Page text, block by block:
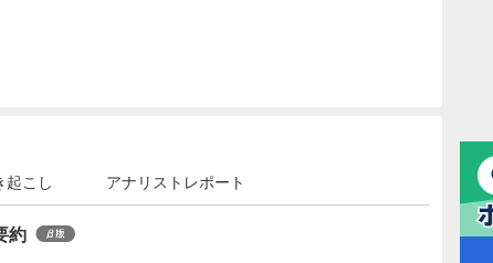
起こし アナリストレポート
約